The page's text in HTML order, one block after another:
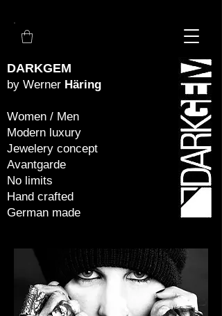
DARKGEM
by Werner Häring
Women / Men
Modern luxury
Jewelery concept
Avantgarde
No limits
Hand crafted
German made